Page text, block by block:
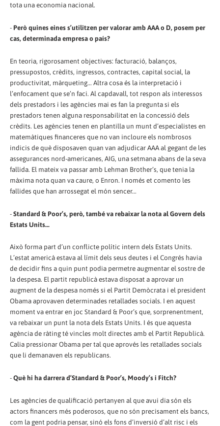
tota una economia nacional.
- Però quines eines s’utilitzen per valorar amb AAA o D, posem per
cas, determinada empresa o país?
En teoria, rigorosament objectives: facturació, balanços,
pressupostos, crèdits, ingressos, contractes, capital social, la
productivitat, màrqueting... Altra cosa és la interpretació i
l’enfocament que se’n faci. Al capdavall, tot respon als interessos
dels prestadors i les agències mai es fan la pregunta si els
prestadors tenen alguna responsabilitat en la concessió dels
crèdits. Les agències tenen en plantilla un munt d’especialistes en
matemàtiques financeres que no van incloure els nombrosos
indicis de què disposaven quan van adjudicar AAA al gegant de les
assegurances nord-americanes, AIG, una setmana abans de la seva
fallida. El mateix va passar amb Lehman Brother’s, que tenia la
màxima nota quan va caure, o Enron. I només et comento les
fallides que han arrossegat el món sencer...
-Standard & Poor’s, però, també va rebaixar la nota al Govern dels
Estats Units...
Això forma part d’un conflicte polític intern dels Estats Units.
L’estat americà estava al límit dels seus deutes i el Congrés havia
de decidir fins a quin punt podia permetre augmentar el sostre de
la despesa. El partit republicà estava disposat a aprovar un
augment de la despesa només si el Partit Demòcrata i el president
Obama aprovaven determinades retallades socials. I en aquest
moment va entrar en joc Standard & Poor’s que, sorprenentment,
va rebaixar un punt la nota dels Estats Units. I és que aquesta
agència de ràting té vincles molt directes amb el Partit Republicà.
Calia pressionar Obama per tal que aprovés les retallades socials
que li demanaven els republicans.
-Què hi ha darrera d’Standard & Poor’s, Moody’s i Fitch?
Les agències de qualificació pertanyen al que avui dia són els
actors financers més poderosos, que no són precisament els bancs,
com la gent podria pensar, sinó els fons d’inversió d’alt risc i els